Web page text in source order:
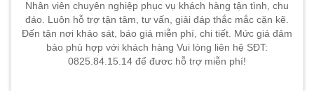
Nhân viên chuyên nghiệp phục vụ khách hàng tận tình, chu
đáo. Luôn hỗ trợ tận tâm, tư vấn, giải đáp thắc mắc cặn kẽ.
Đến tận nơi khảo sát, báo giá miễn phí, chi tiết. Mức giá đảm
bảo phù hợp với khách hàng Vui lòng liên hệ SĐT:
0825.84.15.14 để đươc hỗ trợ miễn phí!